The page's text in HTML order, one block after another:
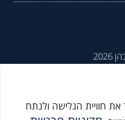
חוויית הגלישה ולנתחב